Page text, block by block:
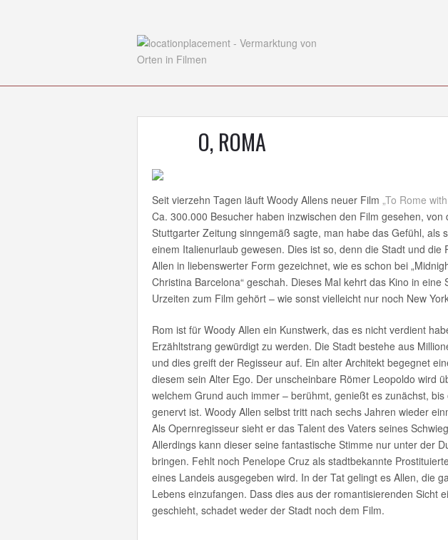
O, ROMA
Seit vierzehn Tagen läuft Woody Allens neuer Film „To Rome
Ca. 300.000 Besucher haben inzwischen den Film gesehen, von
Stuttgarter Zeitung sinngemäß sagte, man habe das Gefühl, als
einem Italienurlaub gewesen. Dies ist so, denn die Stadt und die
Allen in liebenswerter Form gezeichnet, wie es schon bei
Christina Barcelona“ geschah. Dieses Mal kehrt das Kino in eine
Urzeiten zum Film gehört – wie sonst vielleicht nur noch New
Rom ist für Woody Allen ein Kunstwerk, das es nicht verdient
Erzähltstrang gewürdigt zu werden. Die Stadt bestehe aus
und dies greift der Regisseur auf. Ein alter Architekt begegnet
diesem sein Alter Ego. Der unscheinbare Römer Leopoldo wird
welchem Grund auch immer – berühmt, genießt es zunächst,
genervt ist. Woody Allen selbst tritt nach sechs Jahren wieder
Als Opernregisseur sieht er das Talent des Vaters seines
Allerdings kann dieser seine fantastische Stimme nur unter der
bringen. Fehlt noch Penelope Cruz als stadtbekannte
eines Landeis ausgegeben wird. In der Tat gelingt es Allen, die
Lebens einzufangen. Dass dies aus der romantisierenden Sicht
geschieht, schadet weder der Stadt noch dem Film.